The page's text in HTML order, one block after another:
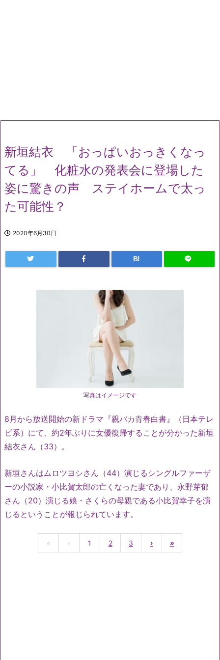
新垣結衣 「おっぱいおっきくなっ
てる」 化粧水の発表会に登場した
姿に驚きの声 ステイホームで太っ
た可能性？
2020年6月30日
B!
写真はイメージです
8月から放送開始の新ドラマ『親バカ青春白書』（日本テレ
ビ系）にて、約2年ぶりに女優復帰することが分かった新垣
結衣さん（33）。
新垣さんはムロツヨシさん（44）演じるシングルファーザ
ーの小説家・小比賀太郎の亡くなった妻であり、永野芽郁
さん（20）演じる娘・さくらの母親である小比賀幸子を演
じるということが報じられています。
« ‹ 1 2 3 › »